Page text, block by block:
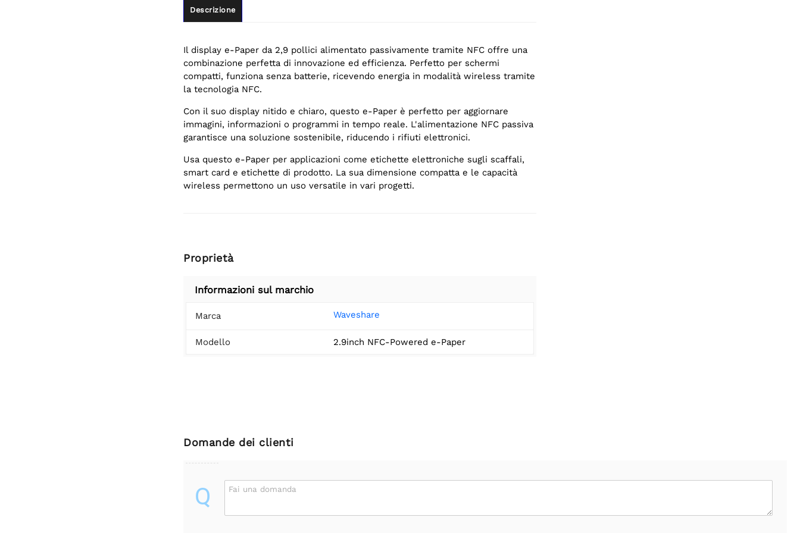
Descrizione
Il display e-Paper da 2,9 pollici alimentato passivamente tramite NFC offre una
combinazione perfetta di innovazione ed efficienza. Perfetto per schermi
compatti, funziona senza batterie, ricevendo energia in modalità wireless tramite
la tecnologia NFC.
Con il suo display nitido e chiaro, questo e-Paper è perfetto per aggiornare
immagini, informazioni o programmi in tempo reale. L'alimentazione NFC passiva
garantisce una soluzione sostenibile, riducendo i rifiuti elettronici.
Usa questo e-Paper per applicazioni come etichette elettroniche sugli scaffali,
smart card e etichette di prodotto. La sua dimensione compatta e le capacità
wireless permettono un uso versatile in vari progetti.
Proprietà
Informazioni sul marchio
Marca Waveshare
Modello 2.9inch NFC-Powered e-Paper
Domande dei clienti
Q Fai una domanda